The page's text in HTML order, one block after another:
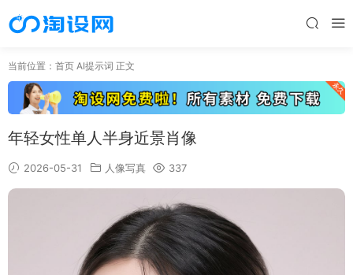
当前位置： 首页 AI提示词 正文
年轻女性单人半身近景肖像
2026-05-31 人像写真 337